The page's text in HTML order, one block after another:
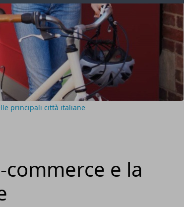
principali città italiane
commerce e la